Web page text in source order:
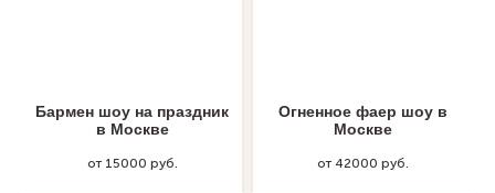
Бармен шоу на праздник
в Москве
от 15000 руб.
Огненное фаер шоу в
Москве
от 42000 руб.